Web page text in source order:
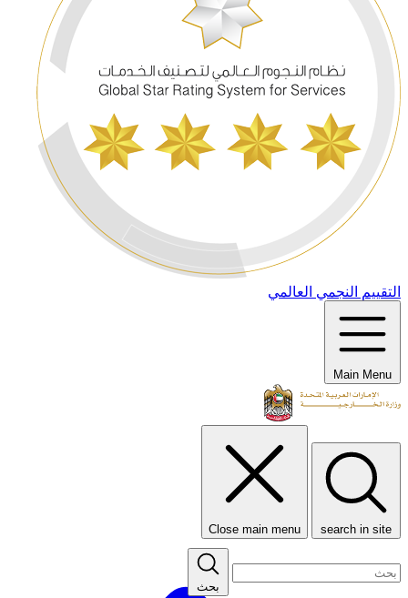
التقييم النجمي العالمي
Main Menu
search in site
Close main menu
بحث